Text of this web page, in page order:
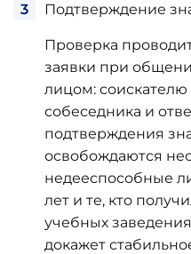
Подтверждение
Проверка
заявки при
лицом:
собеседника и
подтверждения
освобождаются
недееспособные
лет и те, кто
учебных
докажет